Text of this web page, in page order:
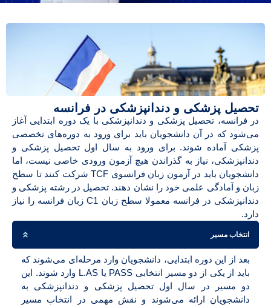
تحصیل پزشکی و دندانپزشکی در فرانسه
در فرانسه، تحصیل پزشکی و دندانپزشکی با یک دوره ابتدایی آغاز
می‌شود که در آن دانشجویان باید برای ورود به دوره‌های تخصصی
پزشکی آماده شوند. برای ورود به سال اول تحصیل پزشکی و
دندانپزشکی، نیاز به گذراندن هیچ آزمون ورودی خاصی نیست، اما
دانشجویان باید در آزمون زبان فرانسوی TCF شرکت کنند تا سطح
زبان و آمادگی علمی خود را نشان دهند. تحصیل در رشته پزشکی و
دندانپزشکی در فرانسه معمولا سطح زبان C1 زبان فرانسه را نیاز
دارد.
انتخاب مسیر
بعد از این دوره ابتدایی، دانشجویان وارد مرحله‌ای می‌شوند که
باید از یکی از دو مسیر انتخابی PASS یا L.AS وارد شوند. این
دو مسیر در سال اول تحصیل پزشکی و دندانپزشکی به
دانشجویان ارائه می‌شوند و نقش مهمی در انتخاب مسیر